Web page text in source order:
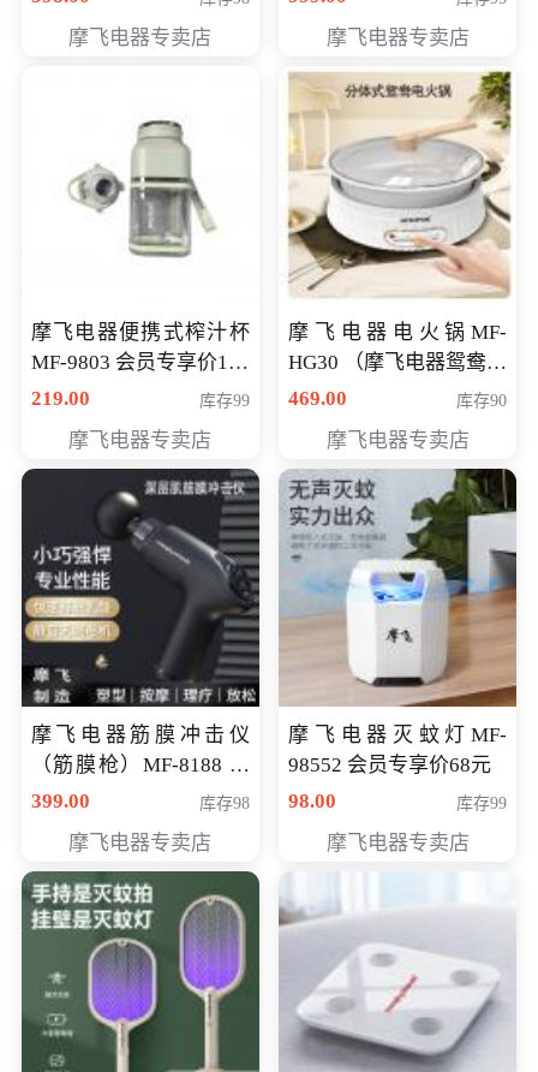
摩飞电器专卖店 摩飞电器专卖店
摩飞电器便携式榨汁杯
MF-9803 会员专享价138
元
219.00 库存99
摩飞电器专卖店
摩飞电器电火锅MF-
HG30 （摩飞电器鸳鸯锅
MF-HG30 ） 会员专享价
469.00 库存90
摩飞电器专卖店
摩飞电器筋膜冲击仪
（筋膜枪）MF-8188 会
员专享价268元
399.00 库存98
摩飞电器专卖店
摩飞电器灭蚊灯MF-
98552 会员专享价68元
98.00
库存99
摩飞电器专卖店